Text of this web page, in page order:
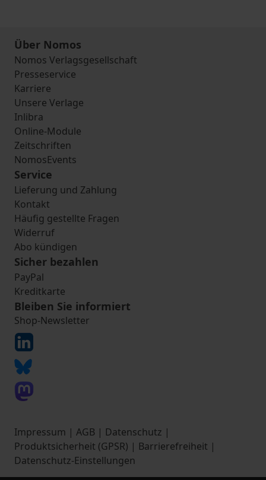
Über Nomos
Nomos Verlagsgesellschaft
Presseservice
Karriere
Unsere Verlage
Inlibra
Online-Module
Zeitschriften
NomosEvents
Service
Lieferung und Zahlung
Kontakt
Häufig gestellte Fragen
Widerruf
Abo kündigen
Sicher bezahlen
PayPal
Kreditkarte
Bleiben Sie informiert
Shop-Newsletter
Impressum | AGB | Datenschutz |
Produktsicherheit (GPSR) | Barrierefreiheit |
Datenschutz-Einstellungen